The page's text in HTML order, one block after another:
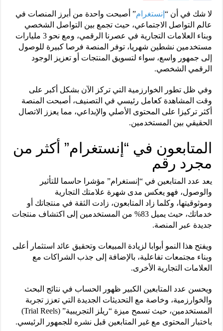
لا شك في أن “إنستغرام” أصبحت واحدة من أبرز المنصات في
عالم التواصل الاجتماعي، حيث تجمع بين التواصل الشخصي
وبناء العلامات التجارية في عصرنا الرقمي، ومع نحو 3 مليارات
مستخدمين نشطين شهريا، توفر المنصة فرصا كبيرة للوصول
إلى جمهور واسع، سواء لتسويق المنتجات أو تعزيز الوجود
الرقمي الشخصي.
وفي ظل تطور الخوارزمية التي تركز الآن بشكل أكبر على
وقت المشاهدة كعامل رئيسي في التصنيف، أصبحت المنصة
أكثر تركيزا على المحتوى الأصلي والإبداعي، مما يعزز الاتصال
الحقيقي بين المستخدمين.
المتابعون في “إنستغرام” أكثر من
مجرد رقم
يعد عدد المتابعين في “إنستغرام” مؤشرا حاسما للتأثير
والوصول، فهو يعكس مدى شهرة علامتك التجارية
وموثوقيتها، وكلما زاد المتابعون، زادت الثقة في منتجاتك أو
خدماتك، حيث يميل 83% من المستخدمين إلى اكتشاف منتجات
جديدة عبر المنصة.
ويفتح هذا النمو أبوابا لزيادة المبيعات وتحقيق عائد استثمار أعلى
وبناء مجتمعات تفاعلية، بالإضافة إلى جذب الشراكات مع
العلامات التجارية الأخرى.
ويحسن عدد المتابعين الكبير ظهور الحساب في نتائج البحث
والخوارزمية، وخاصة مع التحديثات الجديدة التي تعزز تجربة
المستخدمين، حيث تسمح ميزة “ريلز التجريبية” (Trial Reels)
باختبار المحتوى مع غير المتابعين قبل نشره للجمهور الرئيسي.